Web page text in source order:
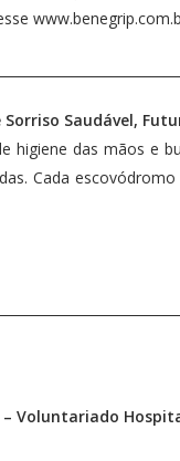
Saudável,
higiene das mãos e
Cada
– Voluntariado